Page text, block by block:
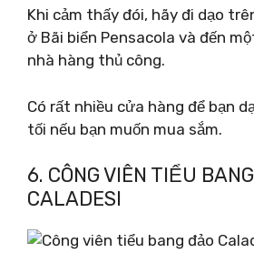
Khi cảm thấy đói, hãy đi dạo
ở Bãi biển Pensacola và đến
nhà hàng thủ công.
Có rất nhiều cửa hàng để bạn
tối nếu bạn muốn mua sắm.
6. CÔNG VIÊN TIỂU
CALADESI